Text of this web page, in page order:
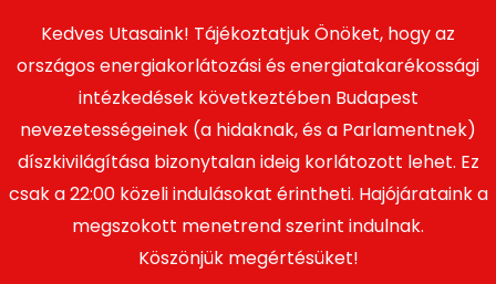
Kedves Utasaink! Tájékoztatjuk Önöket, hogy az
országos energiakorlátozási és energiatakarékossági
intézkedések következtében Budapest
nevezetességeinek (a hidaknak, és a Parlamentnek)
díszkivilágítása bizonytalan ideig korlátozott lehet. Ez
csak a 22:00 közeli indulásokat érintheti. Hajójárataink a
megszokott menetrend szerint indulnak.
Köszönjük megértésüket!